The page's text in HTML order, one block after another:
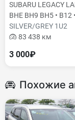
SUBARU LEGACY
BHE BH9 BH5 • B12
SILVER/GREY 1U2
83 438 км
3 000₽
Похожие